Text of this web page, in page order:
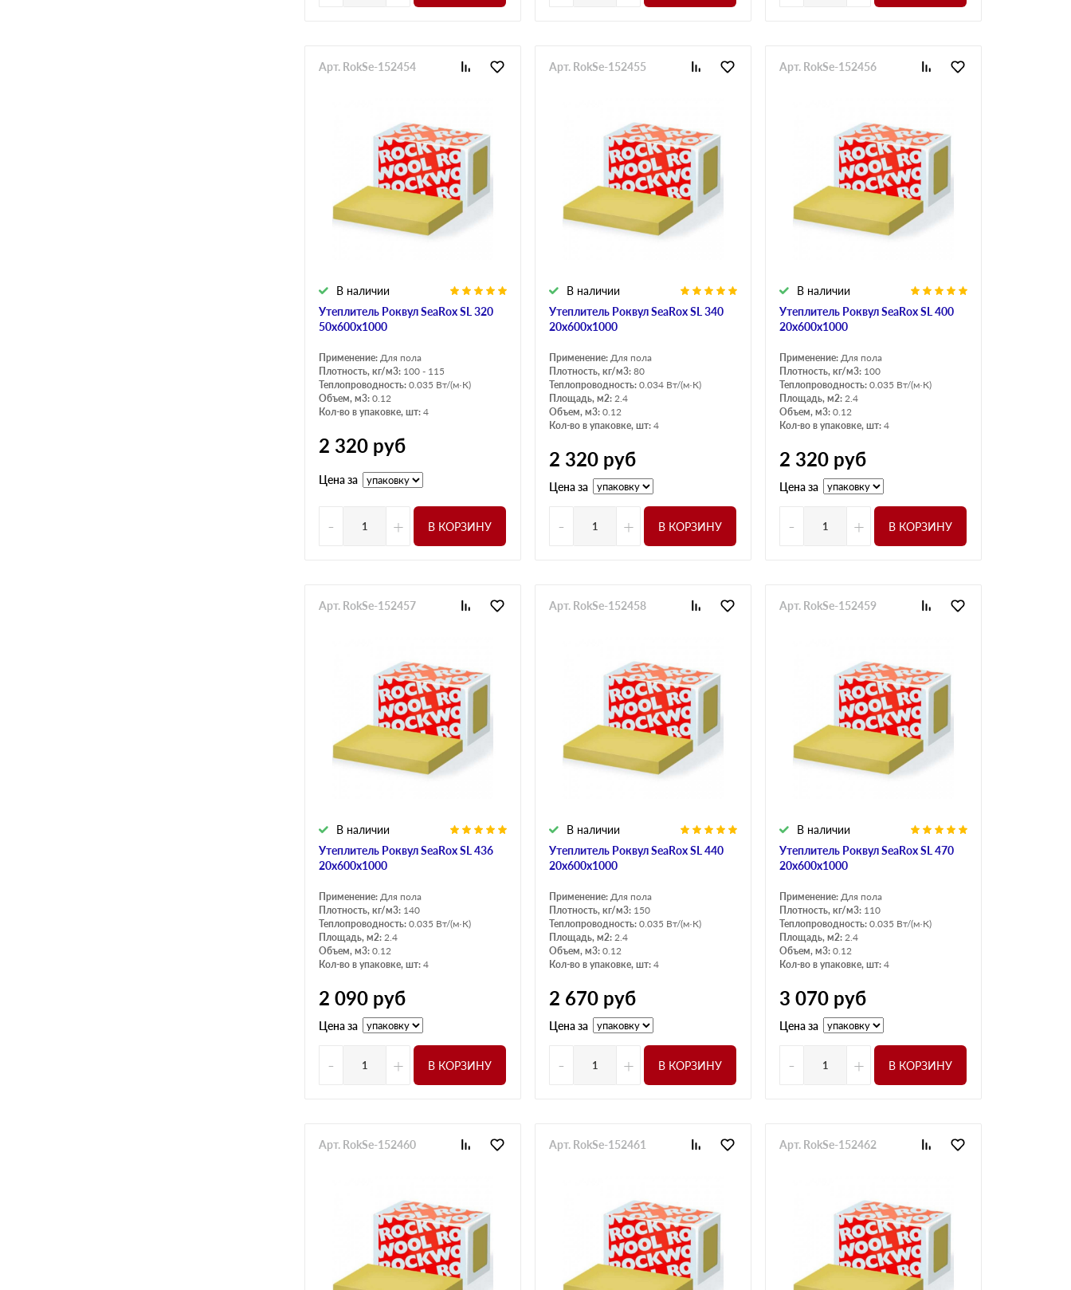
Утеплитель Роквул SeaRox SL 320
50х600х1000
В наличии
Арт. RokSe-152454
Применение: Для пола
Плотность, кг/м3: 100 - 115
Теплопроводность: 0.035 Вт/(м·К)
Объем, м3: 0.12
Кол-во в упаковке, шт: 4
2 320 руб
Цена за
- + В КОРЗИНУ
Утеплитель Роквул SeaRox SL 340
20х600х1000
В наличии
Арт. RokSe-152455
Применение: Для пола
Плотность, кг/м3: 80
Теплопроводность: 0.034 Вт/(м·К)
Площадь, м2: 2.4
Объем, м3: 0.12
Кол-во в упаковке, шт: 4
2 320 руб
Цена за
- + В КОРЗИНУ
Утеплитель Роквул SeaRox SL 400
20х600х1000
В наличии
Арт. RokSe-152456
Применение: Для пола
Плотность, кг/м3: 100
Теплопроводность: 0.035 Вт/(м·К)
Площадь, м2: 2.4
Объем, м3: 0.12
Кол-во в упаковке, шт: 4
2 320 руб
Цена за
- + В КОРЗИНУ
Утеплитель Роквул SeaRox SL 436
20х600х1000
В наличии
Арт. RokSe-152457
Применение: Для пола
Плотность, кг/м3: 140
Теплопроводность: 0.035 Вт/(м·К)
Площадь, м2: 2.4
Объем, м3: 0.12
Кол-во в упаковке, шт: 4
2 090 руб
Цена за
- + В КОРЗИНУ
Утеплитель Роквул SeaRox SL 440
20х600х1000
В наличии
Арт. RokSe-152458
Применение: Для пола
Плотность, кг/м3: 150
Теплопроводность: 0.035 Вт/(м·К)
Площадь, м2: 2.4
Объем, м3: 0.12
Кол-во в упаковке, шт: 4
2 670 руб
Цена за
- + В КОРЗИНУ
Утеплитель Роквул SeaRox SL 470
20х600х1000
В наличии
Арт. RokSe-152459
Применение: Для пола
Плотность, кг/м3: 110
Теплопроводность: 0.035 Вт/(м·К)
Площадь, м2: 2.4
Объем, м3: 0.12
Кол-во в упаковке, шт: 4
3 070 руб
Цена за
- + В КОРЗИНУ
Арт. RokSe-152460 Арт. RokSe-152461 Арт. RokSe-152462